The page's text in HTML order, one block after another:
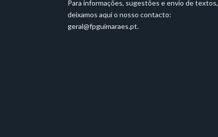
Para informações, sugestões e envio de textos,
deixamos aqui o nosso contacto:
geral@fpguimaraes.pt.